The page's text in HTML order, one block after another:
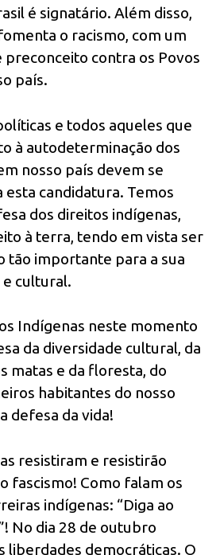
é signatário. Além disso,
o racismo, com um
preconceito contra os Povos
país.
e todos aqueles que
à autodeterminação dos
nosso país devem se
candidatura. Temos
dos direitos indígenas,
à terra, tendo em vista ser
tão importante para a sua
cultural.
Indígenas neste momento
da diversidade cultural, da
matas e da floresta, do
habitantes do nosso
defesa da vida!
resistiram e resistirão
fascismo! Como falam os
indígenas: “Diga ao
No dia 28 de outubro
liberdades democráticas. O